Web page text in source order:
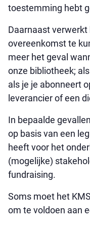
toestemming hebt
Daarnaast verwerkt
overeenkomst te
meer het geval
onze bibliotheek;
als je je abonneert
leverancier of een
In bepaalde
op basis van een
heeft voor het
(mogelijke)
fundraising.
Soms moet het
om te voldoen aan